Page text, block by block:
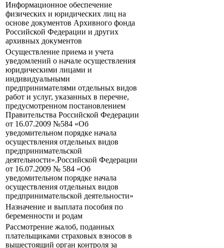
Информационное обеспечение
физических и юридических лиц на
основе документов Архивного фонда
Российской Федерации и других
архивных документов
Осуществление приема и учета
уведомлений о начале осуществления
юридическими лицами и
индивидуальными
предпринимателями отдельных видов
работ и услуг, указанных в перечне,
предусмотренном постановлением
Правительства Российской Федерации
от 16.07.2009 №584 «Об
уведомительном порядке начала
осуществления отдельных видов
предпринимательской
деятельности».Российской Федерации
от 16.07.2009 № 584 «Об
уведомительном порядке начала
осуществления отдельных видов
предпринимательской деятельности»
Назначение и выплата пособия по
беременности и родам
Рассмотрение жалоб, поданных
плательщиками страховых взносов в
вышестоящий орган контроля за